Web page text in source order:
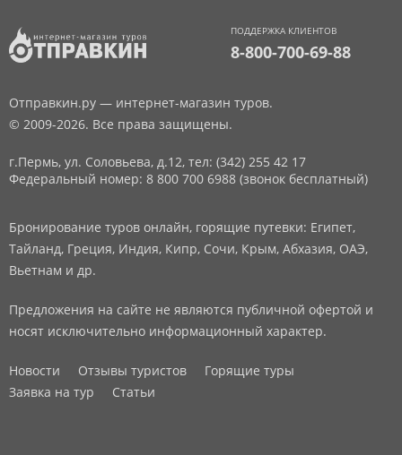
ПОДДЕРЖКА КЛИЕНТОВ
8-800-700-69-88
Отправкин.ру — интернет-магазин туров.
© 2009-2026. Все права защищены.
г.Пермь, ул. Соловьева, д.12, тел: (342) 255 42 17
Федеральный номер: 8 800 700 6988 (звонок бесплатный)
Бронирование туров онлайн, горящие путевки: Египет,
Тайланд, Греция, Индия, Кипр, Сочи, Крым, Абхазия, ОАЭ,
Вьетнам и др.
Предложения на сайте не являются публичной офертой и
носят исключительно информационный характер.
Новости Отзывы туристов
Горящие туры
Заявка на тур
Статьи